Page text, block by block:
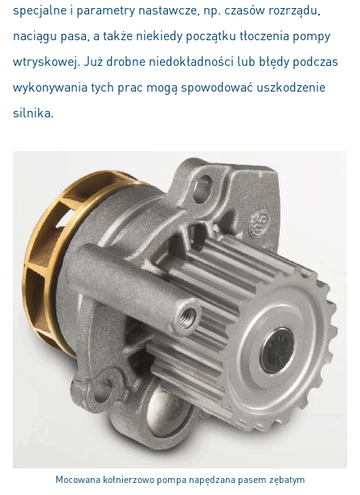
specjalne i parametry nastawcze, np. czasów rozrządu,
naciągu pasa, a także niekiedy początku tłoczenia pompy
wtryskowej. Już drobne niedokładności lub błędy podczas
wykonywania tych prac mogą spowodować uszkodzenie
silnika.
Mocowana kołnierzowo pompa napędzana pasem zębatym